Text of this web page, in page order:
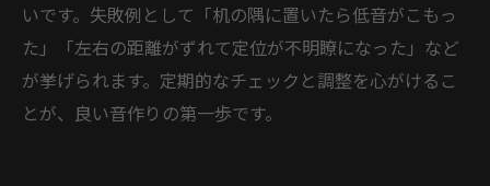
いです。失敗例として「机の隅に置いたら低音がこもっ
た」「左右の距離がずれて定位が不明瞭になった」など
が挙げられます。定期的なチェックと調整を心がけるこ
とが、良い音作りの第一歩です。